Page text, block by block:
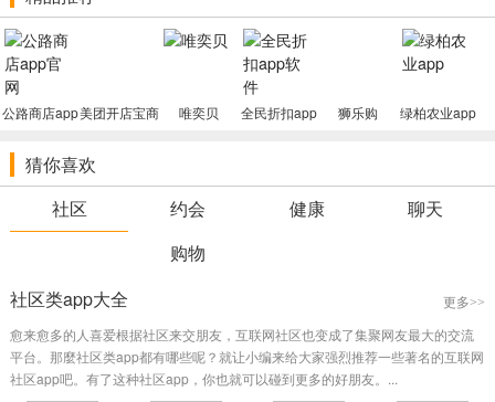
[西红柿线上] Pipi Crab〜别忘记我们是一个身心健康的两性关系小
区，每日分享相关事情的丰富专业知识。
[丝瓜学校]美容护肤实践活动能够使女士紧实和保湿补水。跟闲鱼说
一声再见。这也是不可或缺的时尚潮流和美容神器。
多重确保，结交朋友，使中国加工制造业遍布每个领域。
[圆尾主题风格]增加了圆尾一部分，路人将为您给予不同的品位感
受，各式各样的个人特色美食已经处理您选购。
[每日办理值机]元味味儿非常好，CP和小恩爱将拜会这名漂亮美女
一周。 Momo赶到这儿发觉奇异的事情。
元味两性情趣护理社软件特色
[使您停不下来的购物广场]不计其数个强劲的极品游戏道具和初始搭
景，我们会用心为您选择，并让您耗费至少的钱来行走最不同的肾脏
公路商店app美团开店宝商
唯奕贝
全民折扣app
狮乐购 绿柏农业app
猜你喜欢
社区
约会 健康
聊天
购物
社区类app大全
更多>>
愈来愈多的人喜爱根据社区来交朋友，互联网社区也变成了集聚网友最大的交流
平台。那麼社区类app都有哪些呢？就让小编来给大家强烈推荐一些著名的互联网
社区app吧。有了这种社区app，你也就可以碰到更多的好朋友。...